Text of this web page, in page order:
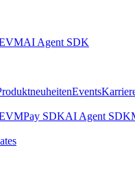
AI Agent SDK
Events
Pay SDKAI Agent SDK